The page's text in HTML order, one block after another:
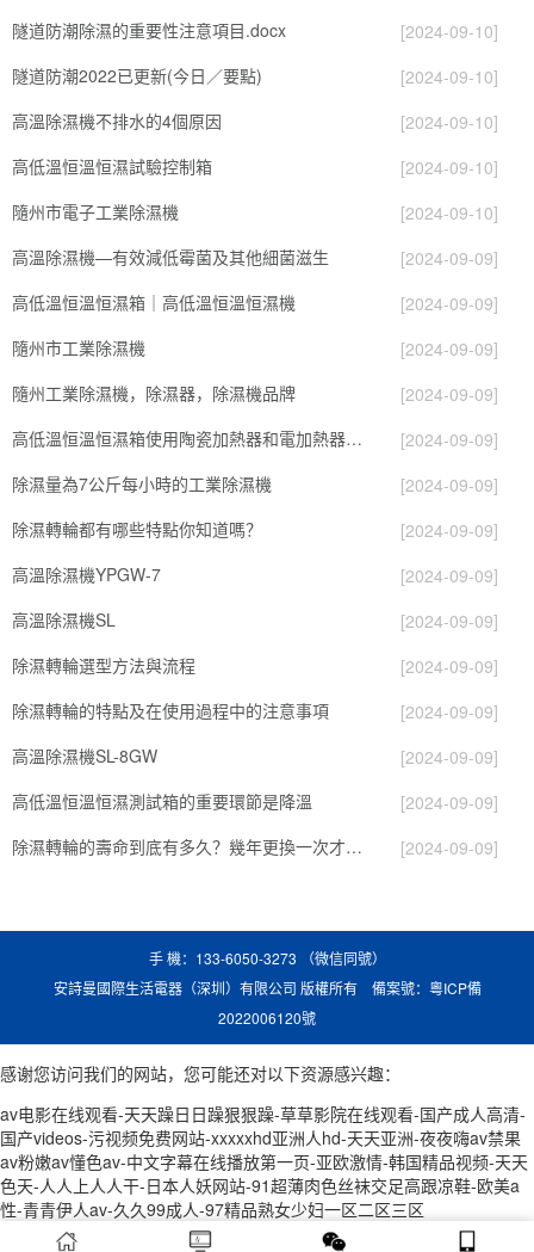
隧道防潮除濕的重要性注意項目.docx
[2024-09-10]
隧道防潮2022已更新(今日／要點)
[2024-09-10]
高溫除濕機不排水的4個原因
[2024-09-10]
高低溫恒溫恒濕試驗控制箱
[2024-09-10]
隨州市電子工業除濕機
[2024-09-10]
高溫除濕機—有效減低霉菌及其他細菌滋生
[2024-09-09]
高低溫恒溫恒濕箱｜高低溫恒溫恒濕機
[2024-09-09]
隨州市工業除濕機
[2024-09-09]
隨州工業除濕機，除濕器，除濕機品牌
[2024-09-09]
高低溫恒溫恒濕箱使用陶瓷加熱器和電加熱器有什么區別！
[2024-09-09]
除濕量為7公斤每小時的工業除濕機
[2024-09-09]
除濕轉輪都有哪些特點你知道嗎？
[2024-09-09]
高溫除濕機YPGW-7
[2024-09-09]
高溫除濕機SL
[2024-09-09]
除濕轉輪選型方法與流程
[2024-09-09]
除濕轉輪的特點及在使用過程中的注意事項
[2024-09-09]
高溫除濕機SL-8GW
[2024-09-09]
高低溫恒溫恒濕測試箱的重要環節是降溫
[2024-09-09]
除濕轉輪的壽命到底有多久？幾年更換一次才合適呢？
[2024-09-09]
手 機：133-6050-3273 （微信同號）
安詩曼國際生活電器（深圳）有限公司 版權所有 備案號： 粵ICP備
2022006120號
感谢您访问我们的网站，您可能还对以下资源感兴趣：
av电影在线观看-天天躁日日躁狠狠躁-草草影院在线观看-国产成人高清-
国产videos-污视频免费网站-xxxxxhd亚洲人hd-天天亚洲-夜夜嗨av禁果
av粉嫩av懂色av-中文字幕在线播放第一页-亚欧激情-韩国精品视频-天天
色天-人人上人人干-日本人妖网站-91超薄肉色丝袜交足高跟凉鞋-欧美a
性-青青伊人av-久久99成人-97精品熟女少妇一区二区三区